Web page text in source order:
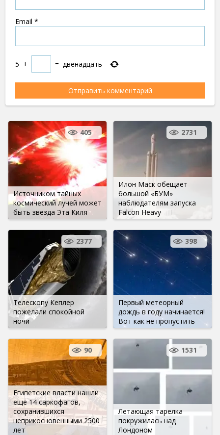
Email *
5 + = двенадцать
Источником тайных
космический лучей может
быть звезда Эта Киля
405
Илон Маск обещает
большой «БУМ»
наблюдателям запуска
Falcon Heavy
2731
Телескопу Кеплер
пожелали спокойной
ночи
2377
Первый метеорный
дождь в году начинается!
Вот как не пропустить
398
Египетские власти нашли
еще 14 саркофагов,
сохранившихся
неприкосновенными 2500
лет
90
Летающая тарелка
покружилась над
Лондоном
1531